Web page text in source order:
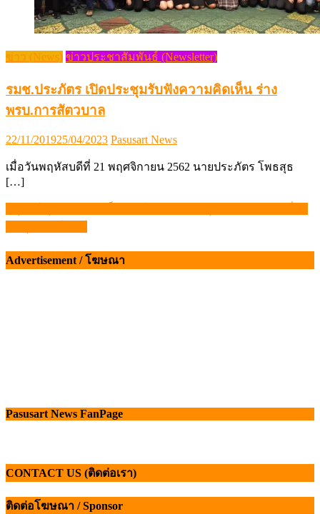
ข่าว (News) ข่าวประชาสัมพันธ์ (Newsletter)
รมช.ประภัตร เปิดประชุมรับฟังความคิดเห็น ร่าง
พรบ.การสัตวบาล
Posted
22/11/201925/04/2023 Author
Pasusart News
เมื่อวันพฤหัสบดีที่ 21 พฤศจิกายน 2562 นายประภัตร โพธสุธ
[…]
แนะแนว
Advertisement / โฆษณา
Pasusart News FanPage
CONTACT US (ติดต่อเรา)
ติดต่อโฆษณา / Sponsor